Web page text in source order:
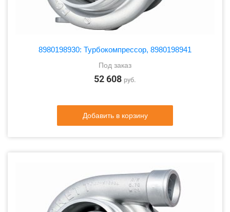
8980198930: Турбокомпрессор, 8980198941
Под заказ
52 608 руб.
Добавить в корзину